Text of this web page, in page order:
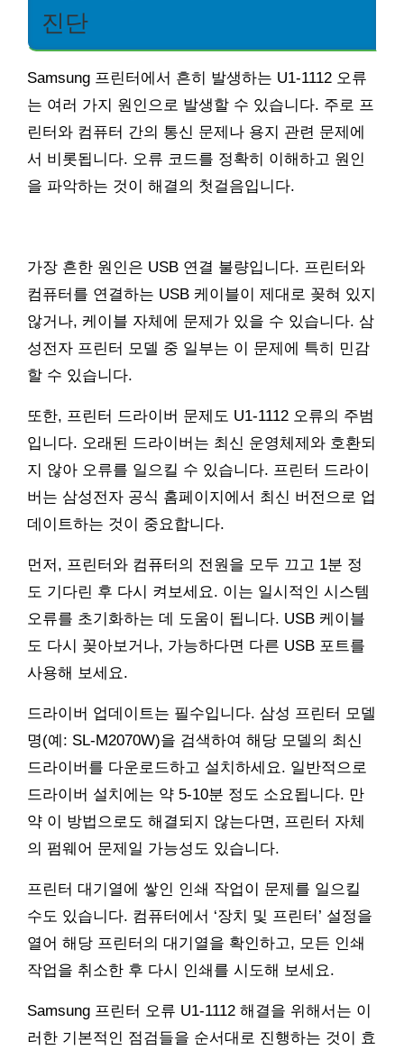
진단
Samsung 프린터에서 흔히 발생하는 U1-1112 오류
는 여러 가지 원인으로 발생할 수 있습니다. 주로 프
린터와 컴퓨터 간의 통신 문제나 용지 관련 문제에
서 비롯됩니다. 오류 코드를 정확히 이해하고 원인
을 파악하는 것이 해결의 첫걸음입니다.
가장 흔한 원인은 USB 연결 불량입니다. 프린터와
컴퓨터를 연결하는 USB 케이블이 제대로 꽂혀 있지
않거나, 케이블 자체에 문제가 있을 수 있습니다. 삼
성전자 프린터 모델 중 일부는 이 문제에 특히 민감
할 수 있습니다.
또한, 프린터 드라이버 문제도 U1-1112 오류의 주범
입니다. 오래된 드라이버는 최신 운영체제와 호환되
지 않아 오류를 일으킬 수 있습니다. 프린터 드라이
버는 삼성전자 공식 홈페이지에서 최신 버전으로 업
데이트하는 것이 중요합니다.
먼저, 프린터와 컴퓨터의 전원을 모두 끄고 1분 정
도 기다린 후 다시 켜보세요. 이는 일시적인 시스템
오류를 초기화하는 데 도움이 됩니다. USB 케이블
도 다시 꽂아보거나, 가능하다면 다른 USB 포트를
사용해 보세요.
드라이버 업데이트는 필수입니다. 삼성 프린터 모델
명(예: SL-M2070W)을 검색하여 해당 모델의 최신
드라이버를 다운로드하고 설치하세요. 일반적으로
드라이버 설치에는 약 5-10분 정도 소요됩니다. 만
약 이 방법으로도 해결되지 않는다면, 프린터 자체
의 펌웨어 문제일 가능성도 있습니다.
프린터 대기열에 쌓인 인쇄 작업이 문제를 일으킬
수도 있습니다. 컴퓨터에서 ‘장치 및 프린터’ 설정을
열어 해당 프린터의 대기열을 확인하고, 모든 인쇄
작업을 취소한 후 다시 인쇄를 시도해 보세요.
Samsung 프린터 오류 U1-1112 해결을 위해서는 이
러한 기본적인 점검들을 순서대로 진행하는 것이 효